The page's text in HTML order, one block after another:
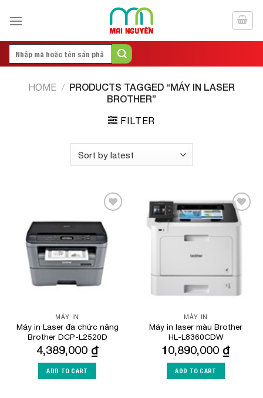
Search
HOME / PRODUCTS TAGGED “MÁY IN LASER
BROTHER”
FILTER
Wishlist
MÁY IN
Máy in Laser đa chức năng
Brother DCP-L2520D
4,389,000 ₫
ADD TO CART
Add to
Wishlist
MÁY IN
Máy in laser màu Brother
HL-L8360CDW
10,890,000 ₫
ADD TO CART